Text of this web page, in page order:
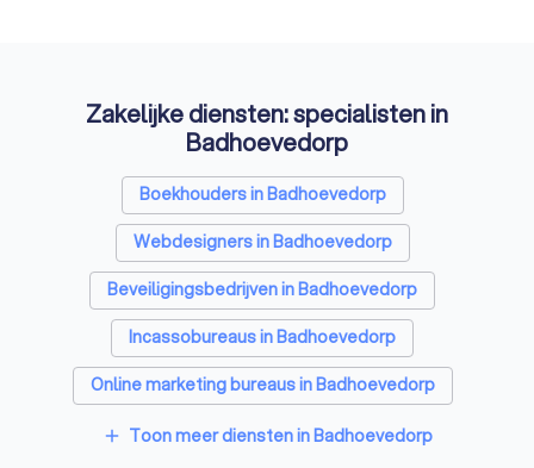
Zakelijke diensten: specialisten in
Badhoevedorp
Boekhouders in Badhoevedorp
Webdesigners in Badhoevedorp
Beveiligingsbedrijven in Badhoevedorp
Incassobureaus in Badhoevedorp
Online marketing bureaus in Badhoevedorp
Tekstschrijvers in Badhoevedorp
add Toon meer diensten in Badhoevedorp